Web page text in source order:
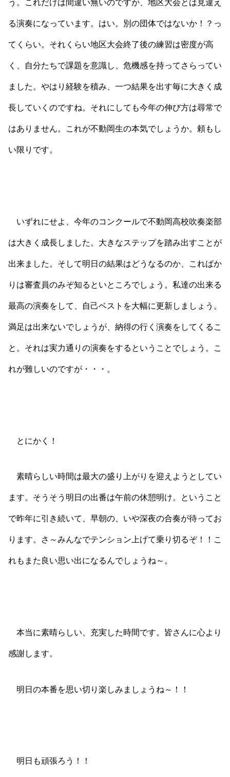
う。これだけは間違い無いのですが、地区大会とは見違え
る演奏になっています。はい。別の団体ではないか！？っ
てくらい。それくらい地区大会終了後の練習は密度が高
く、自分たちで課題を意識し、危機感を持ってさらってい
ました。やはり経験を積み、一つ結果を出す毎に大きく成
長していくのですね。それにしても今年の伸び方は尋常で
はありません。これが不動岡生の本気でしょうか。頼もし
い限りです。
いずれにせよ、今年のコンクールで不動岡高校吹奏楽部
は大きく成長しました。大きなステップを踏み出すことが
出来ました。そして明日の結果はどうなるのか、こればか
りは審査員のみぞ知るといところでしょう。私達の出来る
最高の演奏をして、自己ベストを大幅に更新しましょう。
満足は出来ないでしょうが、納得の行く演奏をしてくるこ
と。それは実力通りの演奏をするということでしょう。こ
れが難しいのですが・・・。
とにかく！
素晴らしい時間は最大の盛り上がりを迎えようとしてい
ます。そうそう明日の出番は午前の休憩明け。ということ
で昨年に引き続いて、早朝の、いや深夜の合奏が待ってお
ります。さ～みんなでテンション上げて乗り切るぞ！！こ
れもまた良い思い出になるんでしょうね～。
本当に素晴らしい、充実した時間です。皆さんに心より
感謝します。
明日の本番を思い切り楽しみましょうね～！！
明日も頑張ろう！！